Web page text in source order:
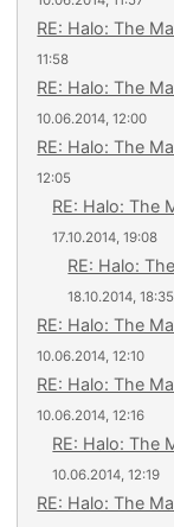
RE: Halo: The
11:58
RE: Halo: The
10.06.2014, 12:00
RE: Halo: The
12:05
RE: Halo: The
17.10.2014, 19:08
RE: Halo:
18.10.2014, 18:35
RE: Halo: The
10.06.2014, 12:10
RE: Halo: The
10.06.2014, 12:16
RE: Halo: The
10.06.2014, 12:19
RE: Halo: The